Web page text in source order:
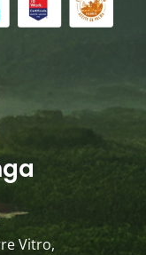
Vitro,